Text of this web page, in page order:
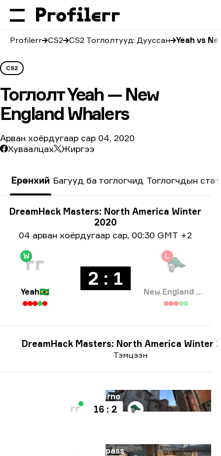
Profilerr CS2 CS2 Тоглолтууд: Дууссан Yeah vs
CS2
ТоглолтYeah — New
England Whalers
Арван хоёрдугаар сар 04, 2020
Хуваалцах
Жиргээ
Ерөнхий Багууд ба тоглогчид Тоглогчдын
Тэмцээний мэдээлэл
DreamHack Masters: North America Winter
2020
Огнооны мэдээлэл
04 арван хоёрдугаар сар, 00:30 GMT +2
W
Yeah🇧🇷
2 : 1
L
New England Whalers
Тэмцээн
DreamHack Masters: North America Winter
Inferno
16 : 2
Overpass